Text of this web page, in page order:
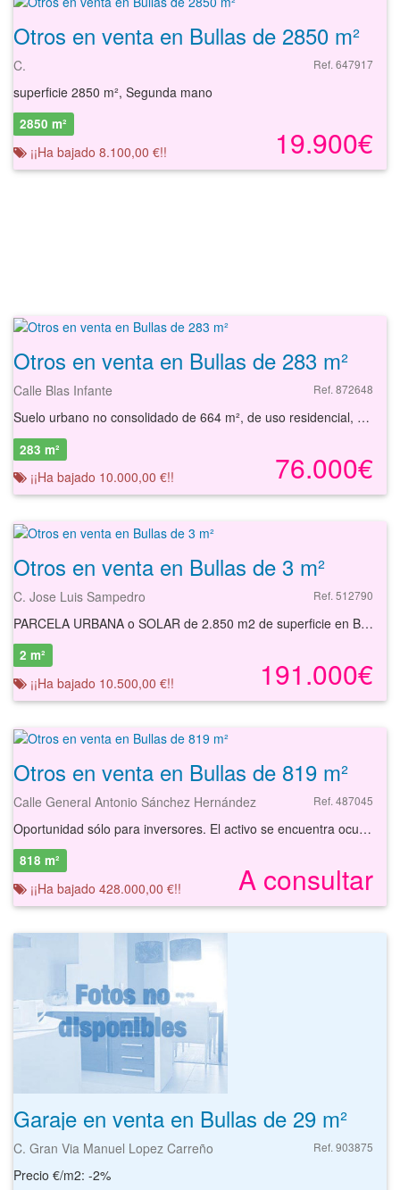
Otros en venta en Bullas de 2850 m²
C. Ref. 647917
superficie 2850 m², Segunda mano
19.900€
2850 m²
¡¡Ha bajado 8.100,00 €!!
Otros en venta en Bullas de 283 m²
Calle Blas Infante Ref. 872648
Suelo urbano no consolidado de 664 m², de uso residencial, en venta en Bullas. Se trata de un suelo urbano de 664 m² que admite una edificabilidad aproximada de 1158 m²t. Tiene como uso principal el residencial, tanto para vivienda unifamiliar como colectiva. Se permiten edificaciones de hasta dos plantas. Es compatible con los usos comercial y oficinas, entre otros. Su forma geométrica es irregular y topografía natural del terreno es ligeramente inclinada, sin ningún problema para la ejecución cualquier tipo de construcción. El suelo se sitúa en el núcleo urbano de la población, teniendo buenos accesos por carretera. En la población podemos encontrar servicios como supermercados, restaurantes, instalaciones deportivas, centros educativos, oficinas bancarias, otros negocios comerciales, etc. Es, por tanto, una opción interesante para invertir dada las posibilidades que ofrece. Con nuestros servicios podrá conocer las posibilidades reales de este suelo y valorar sus posibilidades de inversión. Empiece ahora mismo pidiendo más información. Un responsable cercano a usted le atenderá personalmente. . La información contenida en este anuncio respecto de este inmueble no constituye una oferta contractual. Será la persona o personas interesadas en la compra del inmueble quienes presenten su oferta que quedará siempre sujeta a aprobación expresa por parte de la propietaria del inmueble
76.000€
283 m²
¡¡Ha bajado 10.000,00 €!!
Otros en venta en Bullas de 3 m²
C. Jose Luis Sampedro Ref. 512790
PARCELA URBANA o SOLAR de 2.850 m2 de superficie en BULLAS con una edificabilidad máxima desarrollable s/r de 3.640 m2t.
191.000€
2 m²
¡¡Ha bajado 10.500,00 €!!
Otros en venta en Bullas de 819 m²
Calle General Antonio Sánchez Hernández Ref. 487045
Oportunidad sólo para inversores. El activo se encuentra ocupado por persona sin justo título. Debido al estado ocupacional del activo, no se pueden realizar visitas al mismo. Hotel situado en Bullas, Murcia. Cuenta con una superficie de 1082 m² distribuidos en varias plantas: La planta sótano destinada a cocina y salón. La planta baja en la que se encuentra la recepción, barra y servicios. La planta primera y segunda destinada a habitaciones dobles y sencillas y la planta tercera en la que se encuentran las salas de máquinas y servicios. Explotación hotelera de categoría 3. Está ubicado a la entrada de la población, con los equipamientos y comunicaciones suficientes para la zona. La empresa informa que el inmueble se encuentra sujeto a gravámenes, cargas y/o limitaciones específicas, cuya gestión, tratamiento y, en su caso, cancelación, incluida la registral, deberá negociarse con la empresa, por lo que el precio final de venta del inmueble se determinará en función de las obligaciones que asuma cada parte.
A consultar
818 m²
¡¡Ha bajado 428.000,00 €!!
Garaje en venta en Bullas de 29 m²
C. Gran Via Manuel Lopez Carreño Ref. 903875
Precio €/m2: -2%